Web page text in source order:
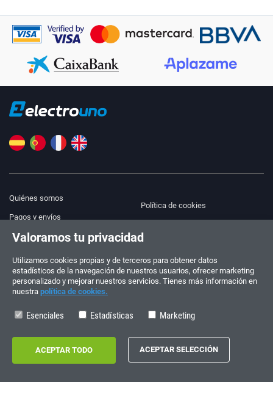
Quiénes somos
Pagos y envíos
Aviso legal
Política de privacidad
Política de cookies
+34 910 600 459
HORARIO DE VERANO
Lunes a viernes: 10:00 - 14:00
Valoramos tu privacidad
Utilizamos cookies propias y de terceros para obtener datos
estadísticos de la navegación de nuestros usuarios, ofrecer marketing
personalizado y mejorar nuestros servicios. Tienes más información en
nuestra política de cookies.
Esenciales Estadísticas Marketing